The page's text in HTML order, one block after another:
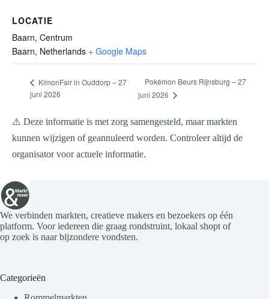
LOCATIE
Baarn, Centrum
Baarn, Netherlands + Google Maps
KimonFair in Ouddorp – 27
juni 2026
Pokémon Beurs Rijnsburg – 27
juni 2026
⚠️ Deze informatie is met zorg samengesteld, maar markten
kunnen wijzigen of geannuleerd worden. Controleer altijd de
organisator voor actuele informatie.
We verbinden markten, creatieve makers en bezoekers op één
platform. Voor iedereen die graag rondstruint, lokaal shopt of
op zoek is naar bijzondere vondsten.
Categorieën